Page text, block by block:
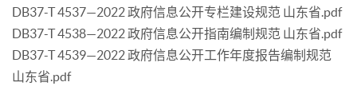
DB37-T 4537—2022 政府信息公开专栏建设规范 山东省.pdf
DB37-T 4538—2022 政府信息公开指南编制规范 山东省.pdf
DB37-T 4539—2022 政府信息公开工作年度报告编制规范
山东省.pdf